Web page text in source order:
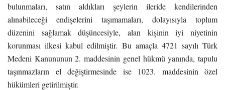
bulunmaları, satın aldıkları şeylerin ileride kendilerinden
alınabileceği endişelerini taşımamaları, dolayısıyla toplum
düzenini sağlamak düşüncesiyle, alan kişinin iyi niyetinin
korunması ilkesi kabul edilmiştir. Bu amaçla 4721 sayılı Türk
Medeni Kanununun 2. maddesinin genel hükmü yanında, tapulu
taşınmazların el değiştirmesinde ise 1023. maddesinin özel
hükümleri getirilmiştir.